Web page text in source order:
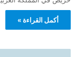
أكمل القراءة »